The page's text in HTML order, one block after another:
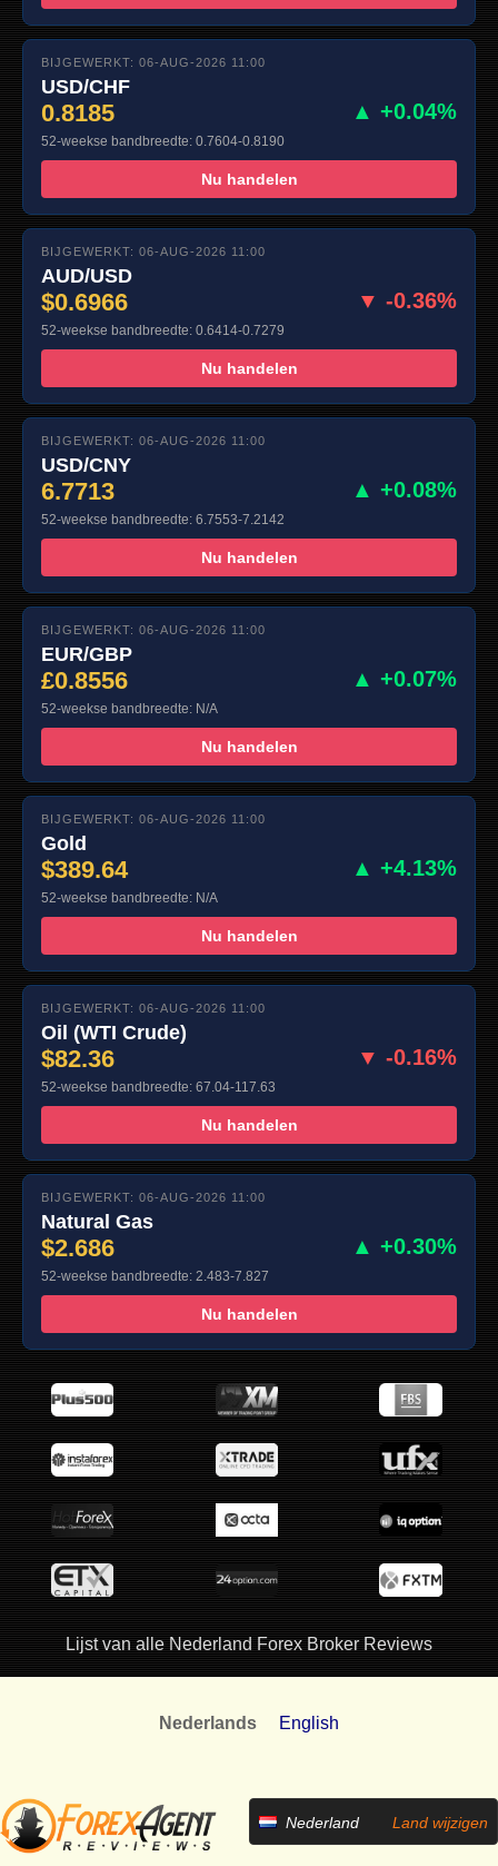
BIJGEWERKT: 06-AUG-2026 11:00
USD/CHF
0.8185 ▲ +0.04%
52-weekse bandbreedte: 0.7604-0.8190
Nu handelen
BIJGEWERKT: 06-AUG-2026 11:00
AUD/USD
$0.6966 ▼ -0.36%
52-weekse bandbreedte: 0.6414-0.7279
Nu handelen
BIJGEWERKT: 06-AUG-2026 11:00
USD/CNY
6.7713 ▲ +0.08%
52-weekse bandbreedte: 6.7553-7.2142
Nu handelen
BIJGEWERKT: 06-AUG-2026 11:00
EUR/GBP
£0.8556 ▲ +0.07%
52-weekse bandbreedte: N/A
Nu handelen
BIJGEWERKT: 06-AUG-2026 11:00
Gold
$389.64 ▲ +4.13%
52-weekse bandbreedte: N/A
Nu handelen
BIJGEWERKT: 06-AUG-2026 11:00
Oil (WTI Crude)
$82.36 ▼ -0.16%
52-weekse bandbreedte: 67.04-117.63
Nu handelen
BIJGEWERKT: 06-AUG-2026 11:00
Natural Gas
$2.686 ▲ +0.30%
52-weekse bandbreedte: 2.483-7.827
Nu handelen
Lijst van alle Nederland Forex Broker Reviews
Nederlands English
Nederland Land wijzigen